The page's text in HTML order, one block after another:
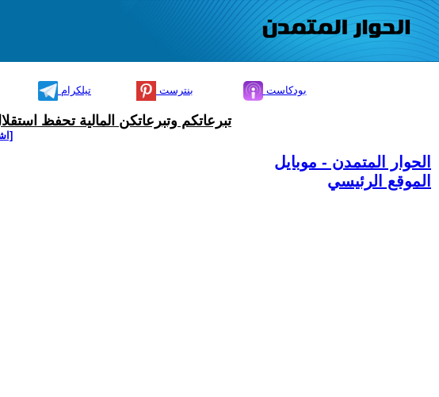
تيلكرام بنترست بودكاست
تبرعاتكم وتبرعاتكن المالية تحفظ
الحوار المتمدن - موبايل
الموقع الرئيسي